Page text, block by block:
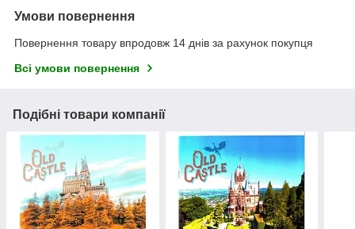
Умови повернення
Повернення товару впродовж 14 днів за рахунок покупця
Всі умови повернення
Подібні товари компанії